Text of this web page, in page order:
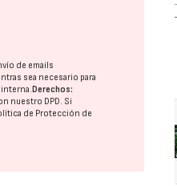
de emails
sea necesario para
Derechos:
nuestro DPD. Si
de Protección de